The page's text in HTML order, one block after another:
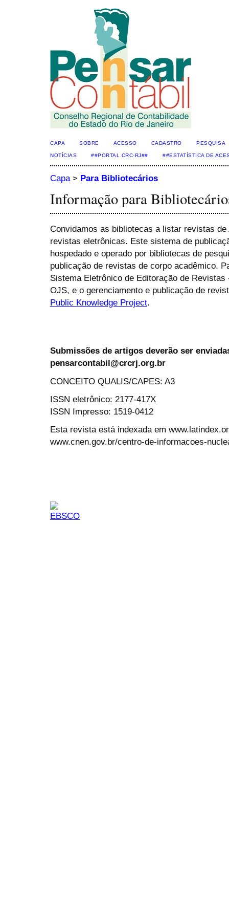
CAPA SOBRE ACESSO CADASTRO PESQUISA
NOTÍCIAS ##PORTAL CRC-RJ## ##ESTATÍSTICA DE
Capa> Para Bibliotecários
Informação para
Convidamos as bibliotecas a listar revistas
revistas eletrônicas. Este sistema de
hospedado e operado por bibliotecas de
publicação de revistas de corpo acadêmico.
Sistema Eletrônico de Editoração de
OJS, e o gerenciamento e publicação de
Public Knowledge Project.
Submissões de artigos deverão ser
pensarcontabil@crcrj.org.br
CONCEITO QUALIS/CAPES: A3
ISSN eletrônico: 2177-417X
ISSN Impresso: 1519-0412
Esta revista está indexada em
www.cnen.gov.br/centro-de-informacoes-